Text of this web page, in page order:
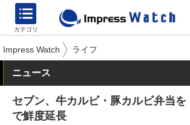
カテゴリ
Impress Watch ライフ
ニュース
セブン、牛カルビ・豚カルビ弁当を
で鮮度延長